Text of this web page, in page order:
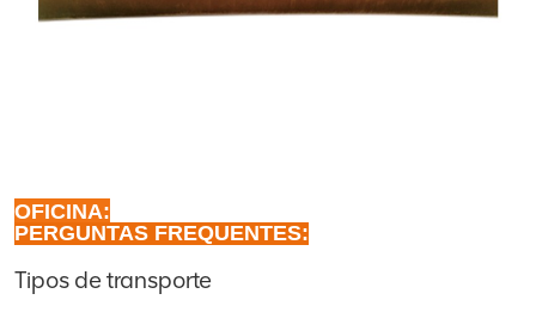
OFICINA:
PERGUNTAS FREQUENTES:
Tipos de transporte